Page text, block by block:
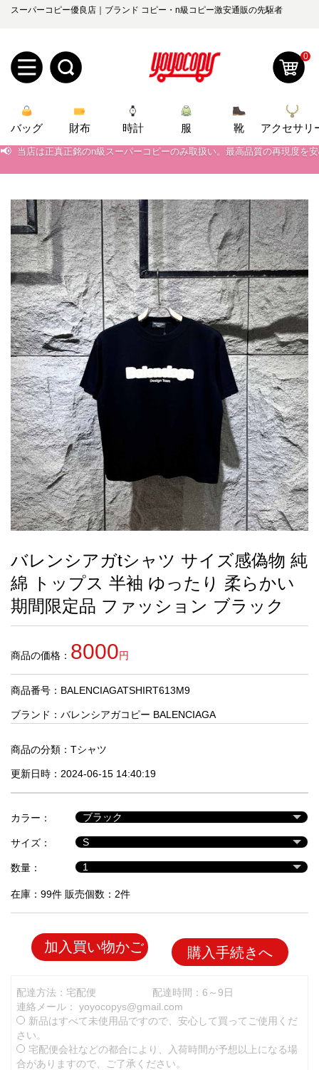
スーパーコピー優良店｜ブランド コピー・n級コピー激安通販の先駆者
規
ザ
ー
登
録
ロ
ン
オ
ー
ダ
ー
管
理
お
知
ら
せ
yoyocopys@gmail.com
2026人気特集
バッグ
財布
時計
服
ズボン
衣装セット
靴
住まい用品
アクセサリー
ベルト
スカーフ
アイフォーンケ
ース
小物
最
新
製
品
す
す
め
商
人
気
商
セ
ル
品
0
バッグ 財布 時計 服 靴 アクセサリ
📢 当店は正真正銘のn級スーパーコピーのみ取扱い。最高品質の再現度を
2026春の新作続々更新中！期間中のご注文でお得な割引をご利用いただ
📢 当店は正真正銘のn級スーパーコピーのみ取扱い。最高品質の再現度を
📢 2026春の新作続々更新中！期間中のご注文でお得な割引をご利用いただ
📢 新作入荷！ルイ・ヴィトンスーパーコピー バッグ最新モデルが登場。
バレンシアガtシャツ サイズ感偽物 純
綿 トップス 半袖 ゆったり 柔らかい
期間限定品 ファッション ブラック
商品の価格： 8000円
商品番号：BALENCIAGATSHIRT613M9
ブランド： バレンシアガコピー BALENCIAGA
商品の分類： Tシャツ
更新日時：2024-06-15 14:40:19
カラー：
サイズ：
数量：
在庫：99件 販売個数：2件
加入買い物かご 購入手続きへ
配達方法：宅配便
配達時間：6～9日
連絡メール： yoyocopys@gmail.com
新品はすべて未使用品ですので、安心して買ってご使用くだ
さい。
宅配便会社などの都合により、入荷時間が予想以上になる場
合がありますので、ご了承ください。